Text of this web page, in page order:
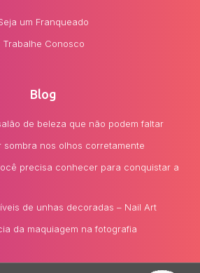
um Franqueado
Trabalhe Conosco
Blog
de beleza que não podem faltar
sombra nos olhos corretamente
precisa conhecer para conquistar a
de unhas decoradas – Nail Art
da maquiagem na fotografia